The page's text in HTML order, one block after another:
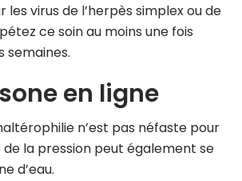
les virus de l’herpès simplex ou de
ce soin au moins une fois
semaines.
en ligne
n’est pas néfaste pour
de la pression peut également se
d’eau.